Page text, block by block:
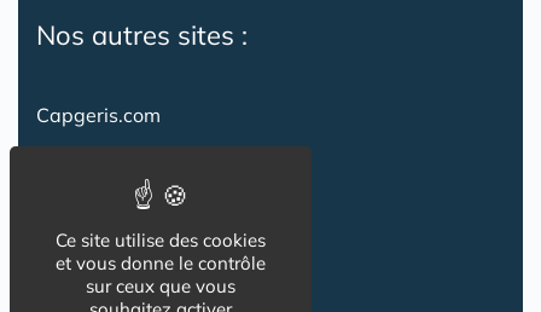
Nos autres sites :
Capgeris.com
Emploi-formation-sante.com
Seniorissimmo.com
Creche-et-naissance.com
Ce site utilise des cookies
et vous donne le contrôle
sur ceux que vous